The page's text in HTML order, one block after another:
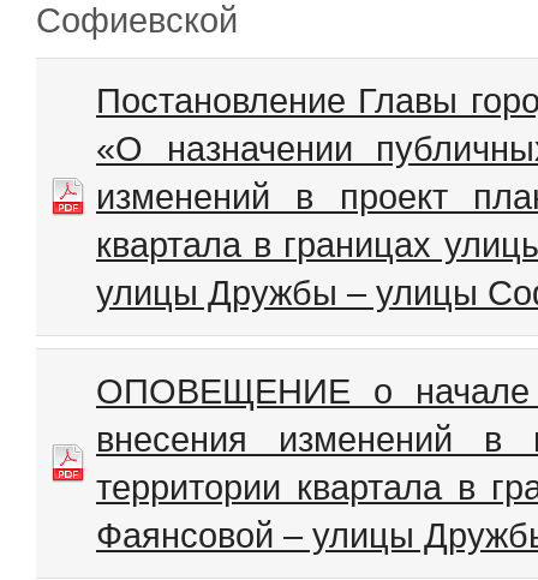
Софиевской
Постановление Главы
«О назначении
изменений в проект
квартала в границах
улицы Дружбы – улицы
ОПОВЕЩЕНИЕ о начале
внесения изменений в
территории квартала в
Фаянсовой – улицы